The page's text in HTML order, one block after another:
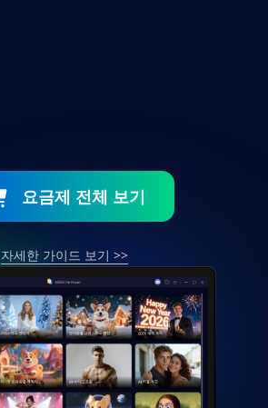
요금제 전체 보기
자세한 가이드 보기 >>